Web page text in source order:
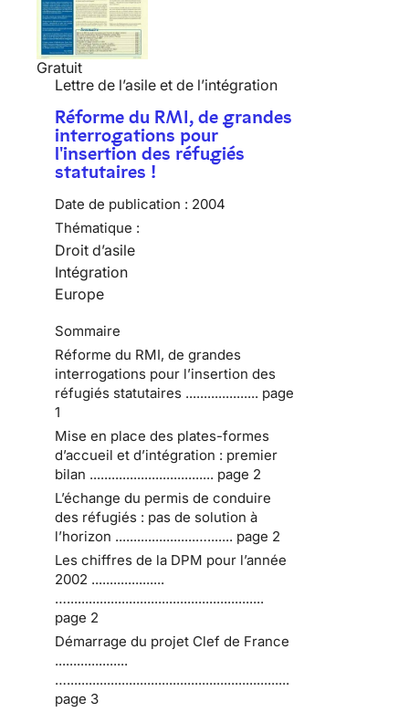
Gratuit
Lettre de l’asile et de l’intégration
Réforme du RMI, de grandes
interrogations pour
l'insertion des réfugiés
statutaires !
Date de publication : 2004
Thématique :
Droit d’asile
Intégration
Europe
Sommaire
Réforme du RMI, de grandes
interrogations pour l’insertion des
réfugiés statutaires .................... page
1
Mise en place des plates-formes
d’accueil et d’intégration : premier
bilan .................................. page 2
L’échange du permis de conduire
des réfugiés : pas de solution à
l’horizon ......................…....... page 2
Les chiffres de la DPM pour l’année
2002 ....................
…......................................................
page 2
Démarrage du projet Clef de France
....................
….............................................................
page 3